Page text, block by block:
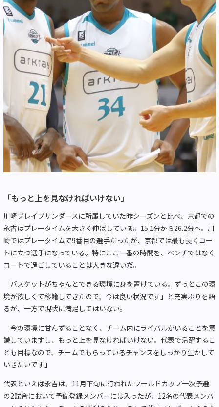
「もっと上を見なければいけない」
川崎ブレイブサンダースに所属していた昨シーズンと比べ、京都での
永吉はプレータイムを大きく伸ばしている。15.1分から26.2分へ。川
崎ではプレータイムで9番目の選手だったが、京都では最も長くコー
トに立つ選手になっている。特にここ一番の時間を、ベンチではなく
コートで過ごしていることは大きな違いだ。
「バスケットがちゃんとできる環境に身を置けている。ずっとこの環
境が欲しくて移籍してきたので、今は良い状況です」と充実ぶりを語
るが、一方で現状に満足してはいない。
「今の環境に甘んずることなく、チーム内にライバルがいることを意
識していますし、もっと上を見なければいけない。代表で活躍するこ
とも目標なので、チームでもらっているチャンスをしっかり生かして
いきたいです」
代表といえば永吉は、11月下旬に行われたワールドカップ一次予選
の2試合において予備登録メンバーには入ったが、12名の代表メンバ